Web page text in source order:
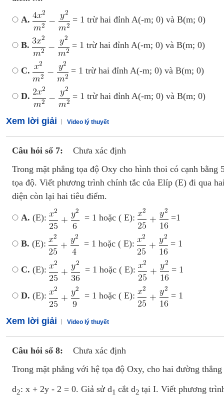
A. = 1 trừ hai đỉnh A(-m; 0) và B(m; 0)
B. = 1 trừ hai đỉnh A(-m; 0) và B(m; 0)
C. = 1 trừ hai đỉnh A(-m; 0) và B(m; 0)
D. = 1 trừ hai đỉnh A(-m; 0) và B(m; 0)
Xem lời giải Video lý thuyết
Câu hỏi số 7:
Chưa xác định
Trong mặt phẳng tọa độ Oxy cho hình thoi có cạnh
tọa độ. Viết phương trình chính tắc của Elíp (E) đi qua
diện còn lại hai tiêu điểm.
A. (E): = 1 hoặc ( E): =1
B. (E): = 1 hoặc ( E): = 1
C. (E): = 1 hoặc ( E): = 1
D. (E): = 1 hoặc ( E): = 1
Xem lời giải Video lý thuyết
Câu hỏi số 8:
Chưa xác định
Trong mặt phẳng với hệ tọa độ Oxy, cho hai đường thẳng
d2: x + 2y - 2 = 0. Giả sử d1 cắt d2 tại I. Viết phương